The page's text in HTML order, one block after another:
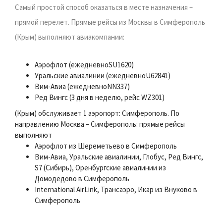
Самый простой способ оказаться в месте назначения –
прямой перелет. Прямые рейсы из Москвы в Симферополь
(Крым) выполняют авиакомпании:
Аэрофлот (ежедневноSU1620)
Уральские авиалинии (ежедневноU62841)
Вим-Авиа (ежедневноNN337)
Ред Вингс (3 дня в неделю, рейс WZ301)
(Крым) обслуживает 1 аэропорт: Симферополь. По
направлению Москва – Симферополь: прямые рейсы
выполняют
Аэрофлот из Шереметьево в Симферополь
Вим-Авиа, Уральские авиалинии, Глобус, Ред Вингс,
S7 (Сибирь), Оренбургские авиалинии из
Домодедово в Симферополь
International AirLink, Трансаэро, Икар из Внуково в
Симферополь